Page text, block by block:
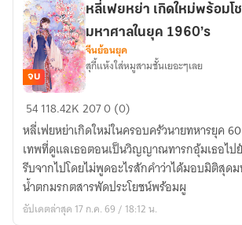
กับ
ระบบ
หลี่
เฟย
หย่า
เกิด
ใหม่
พร้อม
โชค
จบ
หลี่เฟยหย่า เกิดใหม่พร้อมโ
มหาศาลในยุค 1960’s
จีนย้อนยุค
สุกี้แห้งใส่หมูสามชั้นเยอะๆเลย
54118.42K2070 (0)
หลี่เฟยหย่าเกิดใหม่ในครอบครัวนายทหารยุค
เทพที่ดูแลเธอตอนเป็นวิญญาณทารกอุ้มเธอไ
รีบจากไปโดยไม่พูดอะไรสักคำว่าได้มอบมิติสุด
น้ำตกมรกตสารพัดประโยชน์พร้อมผู
อัปเดตล่าสุด 17 ก.ค. 69 / 18:12 น.